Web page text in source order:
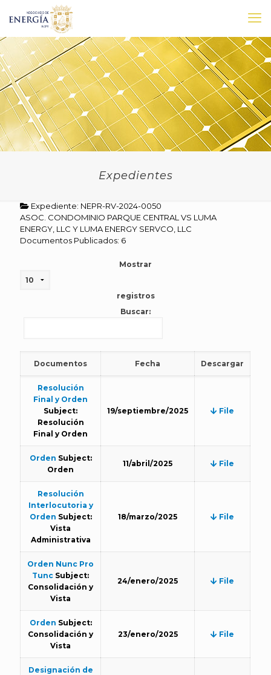
Expedientes
Expediente: NEPR-RV-2024-0050
ASOC. CONDOMINIO PARQUE CENTRAL VS LUMA
ENERGY, LLC Y LUMA ENERGY SERVCO, LLC
Documentos Publicados: 6
Mostrar
registros
Buscar:
Documentos Fecha Descargar
Resolución
Final y Orden
Subject:
Resolución
Final y Orden
19/septiembre/2025 File
Orden Subject:
Orden
11/abril/2025 File
Resolución
Interlocutoria y
Orden Subject:
Vista
Administrativa
18/marzo/2025 File
Orden Nunc Pro
Tunc Subject:
Consolidación y
Vista
24/enero/2025 File
Orden Subject:
Consolidación y
Vista
23/enero/2025 File
Designación de